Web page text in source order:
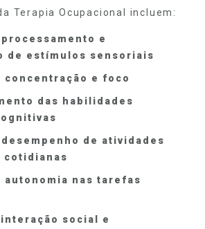
Terapia Ocupacional incluem:
e
de estímulos sensoriais
concentração e foco
das habilidades
de atividades
cotidianas
autonomia nas tarefas
social e